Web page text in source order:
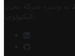
به وتديره
شركة مخزن
التكنولوجيا